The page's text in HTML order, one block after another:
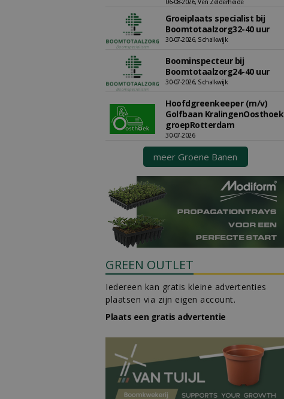
06-08-2026, Ven Zelderheide
Groeiplaats specialist bij
Boomtotaalzorg32-40 uur
30-07-2026, Schalkwijk
Boominspecteur bij
Boomtotaalzorg24-40 uur
30-07-2026, Schalkwijk
Hoofdgreenkeeper (m/v)
Golfbaan KralingenOosthoek
groepRotterdam
30-07-2026
meer Groene Banen
GREEN OUTLET
Iedereen kan gratis kleine advertenties
plaatsen via zijn eigen account.
Plaats een gratis advertentie